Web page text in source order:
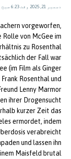
دسمبر 21, 2025 وقت 6:23 صبح
vorgeworfen,
Rolle von McGee im
zu Rosenthal
der Fall war.
(im Film als Ginger
Rosenthal und
Lenny Marmor.
ihrer Drogensucht
kurzer Zeit das
ermordet, indem
verabreicht.
und lassen ihn
Maisfeld brutal